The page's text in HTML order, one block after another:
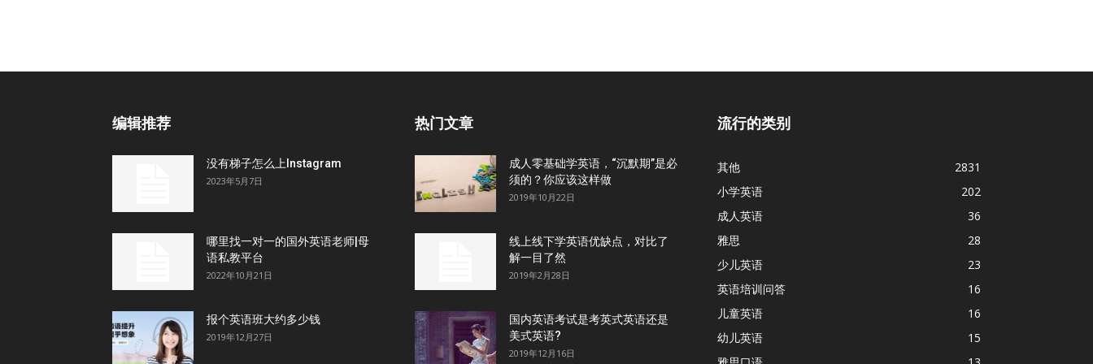
编辑推荐
没有梯子怎么上Instagram
2023年5月7日
哪里找一对一的国外英语老师|母
语私教平台
2022年10月21日
报个英语班大约多少钱
2019年12月27日
热门文章
成人零基础学英语，“沉默期”是必
须的？你应该这样做
2019年10月22日
线上线下学英语优缺点，对比了
解一目了然
2019年2月28日
国内英语考试是考英式英语还是
美式英语?
2019年12月16日
流行的类别
其他
2831
小学英语
202
成人英语
36
雅思
28
少儿英语
23
英语培训问答
16
儿童英语
16
幼儿英语
15